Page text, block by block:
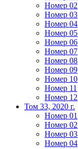
Номер 02
Номер 03
Номер 04
Номер 05
Номер 06
Номер 07
Номер 08
Номер 09
Номер 10
Номер 11
Номер 12
Том 33, 2020 г.
Номер 01
Номер 02
Номер 03
Номер 04